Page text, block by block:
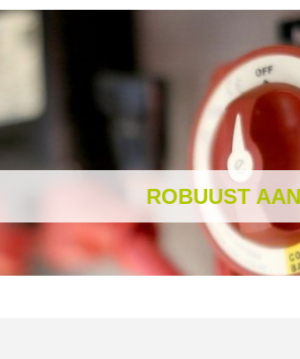
ROBUUST